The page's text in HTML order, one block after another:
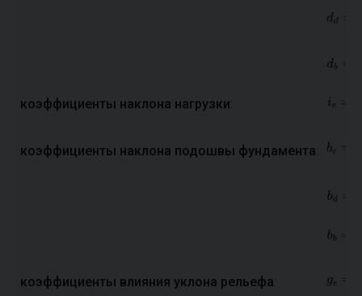
коэффициенты наклона нагрузки
коэффициенты наклона подошвы фундамента
коэффициенты влияния уклона рельефа